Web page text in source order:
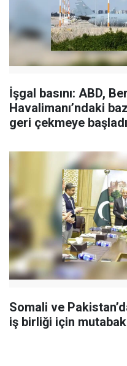
İşgal basını: ABD,
Havalimanı’ndaki
geri çekmeye başladı
Somali ve
iş birliği için